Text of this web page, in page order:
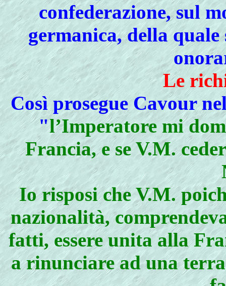
confederazione, sul
germanica, della quale
Le
Così prosegue Cavour
"l’Imperatore mi
Francia, e se V.M.
Io risposi che V.M.
nazionalità,
fatti, essere unita alla
a rinunciare ad una